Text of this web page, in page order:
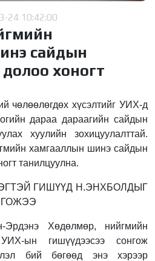
24 10:42:00
сайдын
хоногт
чөлөөлөгдөх хүсэлтийг УИХ-д
дараа дараагийн сайдын
хуулийн зохицуулалттай.
хамгааллын шинэ сайдын
танилцуулна.
ГИШҮҮД Н.ЭНХБОЛДЫГ
Хөдөлмөр, нийгмийн
ын гишүүдээсээ сонгож
бий бөгөөд энэ хэрээр